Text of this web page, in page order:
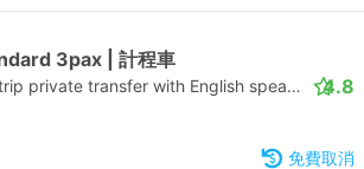
3pax | 計程車
Daytrip private transfer with English speaking driver 4.8
免費取消